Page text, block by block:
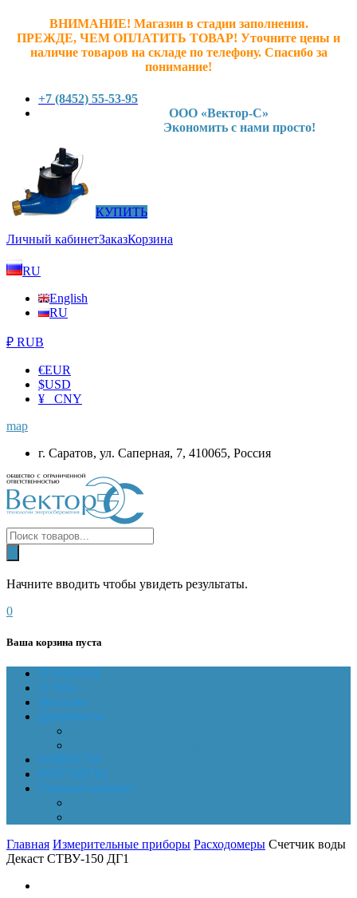
ВНИМАНИЕ! Магазин в стадии заполнения.
ПРЕЖДЕ, ЧЕМ ОПЛАТИТЬ ТОВАР! Уточните цены и
наличие товаров на складе по телефону. Спасибо за
понимание!
+7 (8452) 55-53-95
ООО «Вектор-С»
Экономить с нами просто!
КУПИТЬ
Личный кабинетЗаказКорзина
RU
English
RU
₽ RUB
€EUR
$USD
¥ CNY
map
г. Саратов, ул. Саперная, 7, 410065, Россия
Начните вводить чтобы увидеть результаты.
0
Ваша корзина пуста
ГЛАВНАЯ
О НАС
Магазин
Документы
НОВОСТИ
КОНТАКТЫ
Личный кабинет
Главная Измерительные приборы Расходомеры Счетчик воды
Декаст СТВУ-150 ДГ1